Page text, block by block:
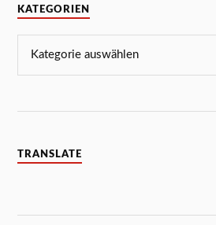
KATEGORIEN
TRANSLATE